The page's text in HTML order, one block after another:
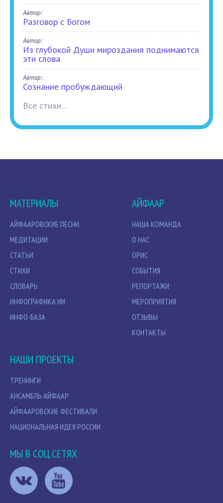
Автор:
Разговор с Богом
Автор:
Из глубокой Души мироздания поднимаются
эти слова
Автор:
Сознание пробуждающий
Все стихи...
МАТЕРИАЛЫ
АЙФААРОВСКИЕ ПЕСНИ
МЕДИТАЦИИ
СТАТЬИ
СТИХИ
СЛОВАРЬ
ИНФОГРАФИКА ИИ
ИНФО-БАЗА
АЙФААР
НАША КОМАНДА
О НАС
ОРИС
СОБЫТИЯ
РЕПОРТАЖИ
МЕРОПРИЯТИЯ
ОТЗЫВЫ
КОНТАКТЫ
НАШИ ПРОЕКТЫ
ТРЕНИНГИ
АНСАМБЛЬ АЙФААР
АЙФААРОВСКИЕ ФЕСТИВАЛИ
НАЦИОНАЛЬНАЯ ИДЕЯ РОССИИ
МЫ В СОЦ.СЕТЯХ